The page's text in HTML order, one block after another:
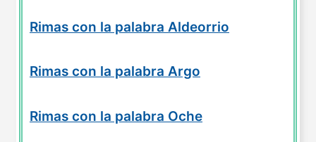
Rimas con la palabra Aldeorrio
Rimas con la palabra Argo
Rimas con la palabra Oche